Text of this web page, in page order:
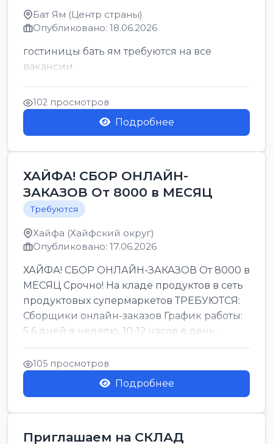
Бат Ям (Центр страны)
Опубликовано: 18.06.2026
гостиницы бать ям требуются на все
вакансии
102 просмотров
Подробнее
ХАЙФА! СБОР ОНЛАЙН-
ЗАКАЗОВ От 8000 в МЕСЯЦ
Требуются
Хайфа (Хайфский округ)
Опубликовано: 17.06.2026
ХАЙФА! СБОР ОНЛАЙН-ЗАКАЗОВ От 8000 в
МЕСЯЦ Срочно! На кладе продуктов в сеть
продуктовых супермаркетов ТРЕБУЮТСЯ:
Сборщики онлайн-заказов График работы:
5 6 дней в неделю, 10-12 часов в день.
Колле ОП...
105 просмотров
Подробнее
Приглашаем на СКЛАД